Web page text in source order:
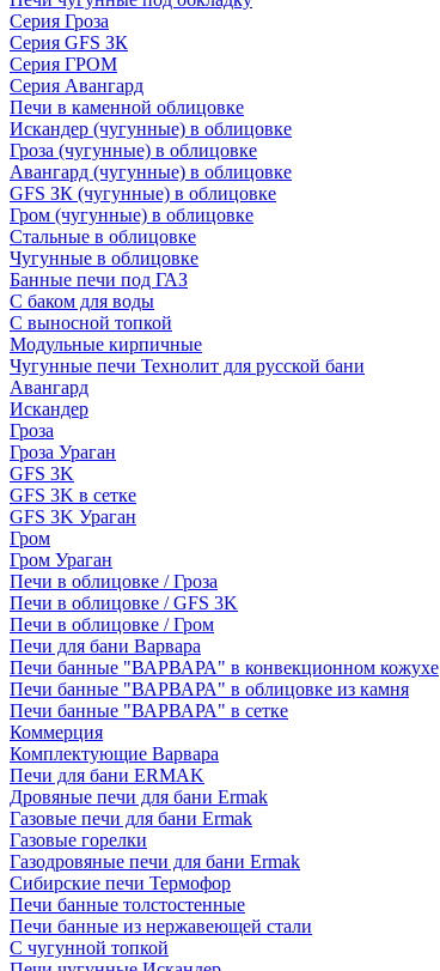
Серия Гроза
Серия GFS ЗК
Серия ГРОМ
Серия Авангард
Печи в каменной облицовке
Искандер (чугунные) в облицовке
Гроза (чугунные) в облицовке
Авангард (чугунные) в облицовке
GFS ЗК (чугунные) в облицовке
Гром (чугунные) в облицовке
Стальные в облицовке
Чугунные в облицовке
Банные печи под ГАЗ
С баком для воды
С выносной топкой
Модульные кирпичные
Чугунные печи Технолит для русской бани
Авангард
Искандер
Гроза
Гроза Ураган
GFS 3K
GFS 3K в сетке
GFS 3K Ураган
Гром
Гром Ураган
Печи в облицовке / Гроза
Печи в облицовке / GFS 3K
Печи в облицовке / Гром
Печи для бани Варвара
Печи банные "ВАРВАРА" в конвекционном кожухе
Печи банные "ВАРВАРА" в облицовке из камня
Печи банные "ВАРВАРА" в сетке
Коммерция
Комплектующие Варвара
Печи для бани ERMAK
Дровяные печи для бани Ermak
Газовые печи для бани Ermak
Газовые горелки
Газодровяные печи для бани Ermak
Сибирские печи Термофор
Печи банные толстостенные
Печи банные из нержавеющей стали
С чугунной топкой